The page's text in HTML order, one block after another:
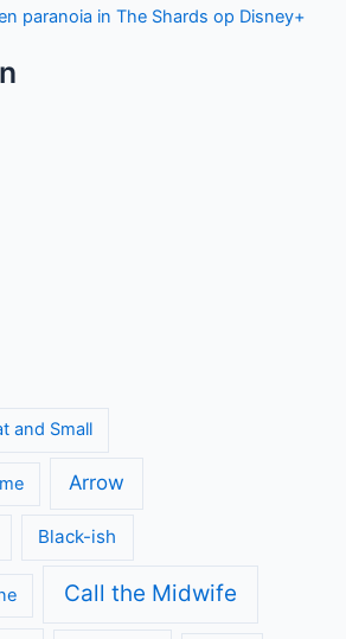
paranoia in The Shards op Disney+
and Small
Arrow
Black-ish
Call the Midwife